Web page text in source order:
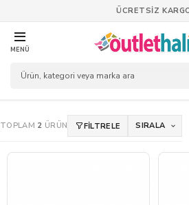
ÜCRETSİZ
MENÜ
TOPLAM 2 ÜRÜN FİLTRELE SIRALA